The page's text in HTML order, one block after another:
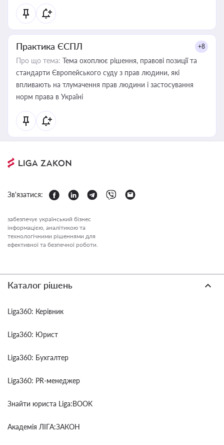
Практика ЄСПЛ +8
Про що тема: Тема охоплює рішення, правові позиції та
стандарти Європейського суду з прав людини, які
впливають на тлумачення прав людини і застосування
норм права в Україні
Зв'язатися:
забезпечує український бізнес
інформацією, аналітикою та
технологічними рішеннями для
ефективної та безпечної роботи.
Каталог рішень
Liga360: Керівник
Liga360: Юрист
Liga360: Бухгалтер
Liga360: PR-менеджер
Знайти юриста Liga:BOOK
Академія ЛІГА:ЗАКОН